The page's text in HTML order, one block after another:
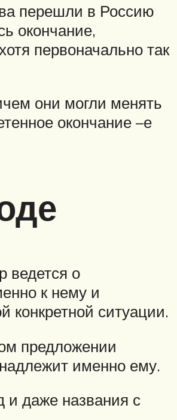
перешли в Россию
окончание,
первоначально так
они могли менять
окончание –е
ведется о
к нему и
конкретной ситуации.
предложении
именно ему.
и даже названия с